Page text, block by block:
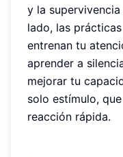
y la
lado, las
entrenan tu
aprender a
mejorar tu
solo estímulo,
reacción rápida.